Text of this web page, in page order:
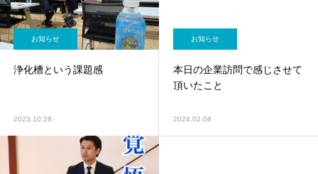
お知らせ
浄化槽という課題感
2023.10.28
お知らせ
本日の企業訪問で感じさせて
頂いたこと
2024.02.08